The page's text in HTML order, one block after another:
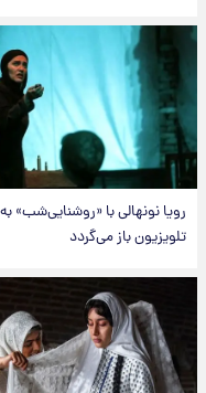
رویا نونهالی با «روشنایی‌شب» به
تلویزیون باز می‌گردد